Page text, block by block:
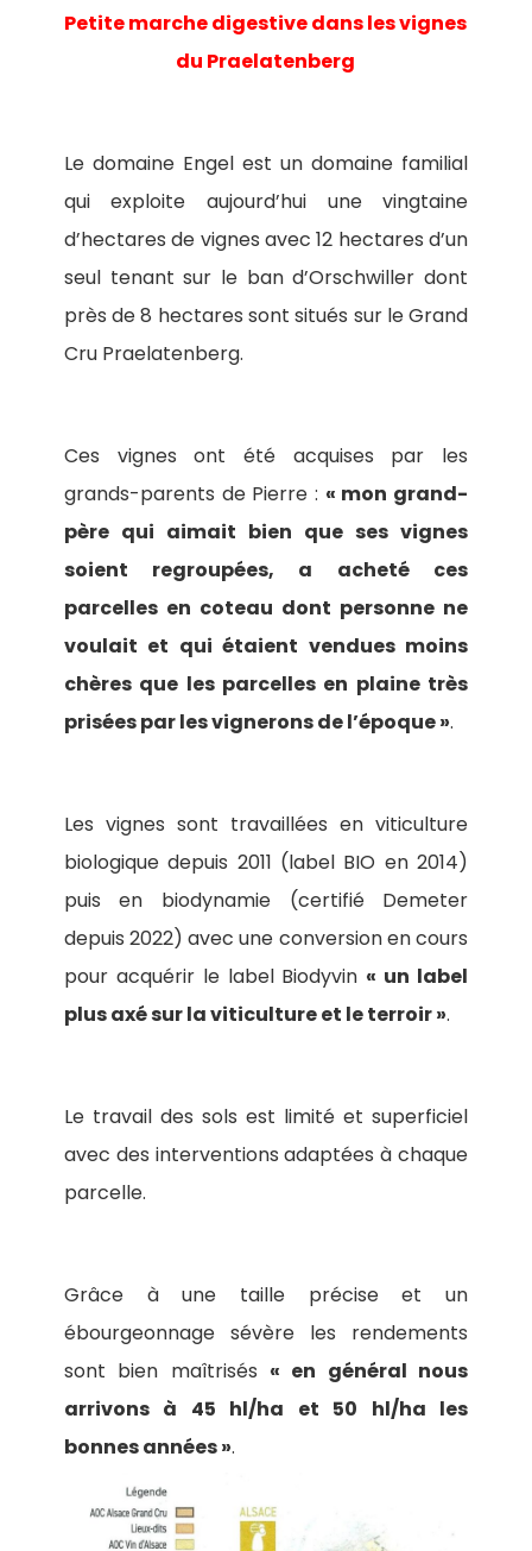
Petite marche digestive dans les vignes
du Praelatenberg
Le domaine Engel est un domaine familial
qui exploite aujourd’hui une vingtaine
d’hectares de vignes avec 12 hectares d’un
seul tenant sur le ban d’Orschwiller dont
près de 8 hectares sont situés sur le Grand
Cru Praelatenberg.
Ces vignes ont été acquises par les
grands-parents de Pierre : « mon grand-
père qui aimait bien que ses vignes
soient regroupées, a acheté ces
parcelles en coteau dont personne ne
voulait et qui étaient vendues moins
chères que les parcelles en plaine très
prisées par les vignerons de l’époque ».
Les vignes sont travaillées en viticulture
biologique depuis 2011 (label BIO en 2014)
puis en biodynamie (certifié Demeter
depuis 2022) avec une conversion en cours
pour acquérir le label Biodyvin « un label
plus axé sur la viticulture et le terroir ».
Le travail des sols est limité et superficiel
avec des interventions adaptées à chaque
parcelle.
Grâce à une taille précise et un
ébourgeonnage sévère les rendements
sont bien maîtrisés « en général nous
arrivons à 45 hl/ha et 50 hl/ha les
bonnes années ».